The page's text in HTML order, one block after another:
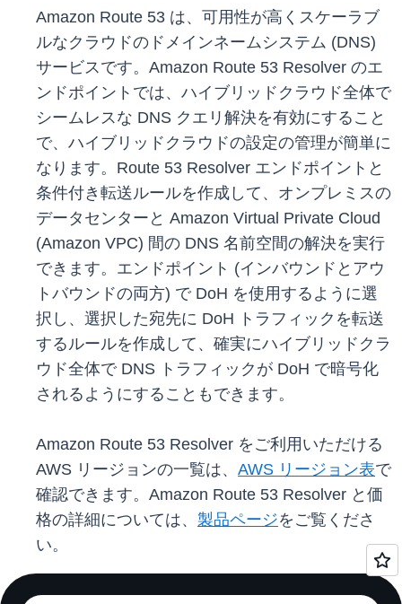
Amazon Route 53 は、可用性が高くスケーラブ
ルなクラウドのドメインネームシステム (DNS)
サービスです。Amazon Route 53 Resolver のエ
ンドポイントでは、ハイブリッドクラウド全体で
シームレスな DNS クエリ解決を有効にすること
で、ハイブリッドクラウドの設定の管理が簡単に
なります。Route 53 Resolver エンドポイントと
条件付き転送ルールを作成して、オンプレミスの
データセンターと Amazon Virtual Private Cloud
(Amazon VPC) 間の DNS 名前空間の解決を実行
できます。エンドポイント (インバウンドとアウ
トバウンドの両方) で DoH を使用するように選
択し、選択した宛先に DoH トラフィックを転送
するルールを作成して、確実にハイブリッドクラ
ウド全体で DNS トラフィックが DoH で暗号化
されるようにすることもできます。
Amazon Route 53 Resolver をご利用いただける
AWS リージョンの一覧は、 AWS リージョン表で
確認できます。Amazon Route 53 Resolver と価
格の詳細については、 製品ページをご覧くださ
い。